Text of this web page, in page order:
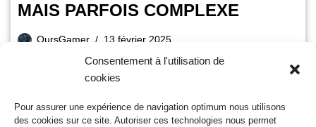
Consentement à l'utilisation de
cookies
Pour assurer une expérience de navigation optimum nous utilisons
des cookies sur ce site. Autoriser ces technologies nous permet
MAIS PARFOIS COMPLEXE
OursGamer 13 février 2025
par Jérémie Priam qui signe son premier livre avec l’éditeur
Third Editions. Cet ouvrage…Lire la suite »